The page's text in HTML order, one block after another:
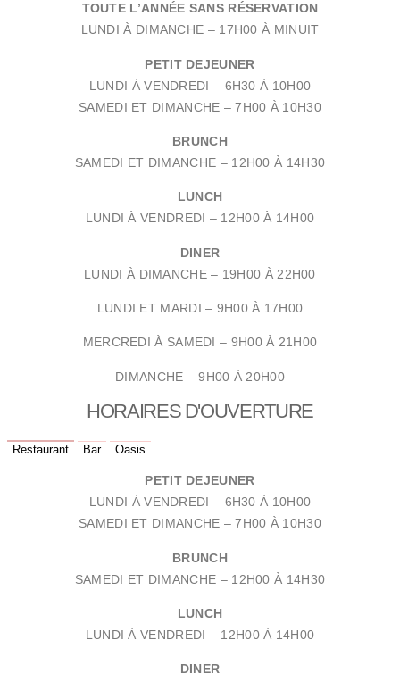
TOUTE L’ANNÉE SANS RÉSERVATION
LUNDI À DIMANCHE – 17H00 À MINUIT
PETIT DEJEUNER
LUNDI À VENDREDI – 6H30 À 10H00
SAMEDI ET DIMANCHE –7H00 À 10H30
BRUNCH
SAMEDI ET DIMANCHE – 12H00 À 14H30
LUNCH
LUNDI À VENDREDI – 12H00 À 14H00
DINER
LUNDI À DIMANCHE – 19H00 À 22H00
LUNDI ET MARDI – 9H00 À 17H00
MERCREDI À SAMEDI – 9H00 À 21H00
DIMANCHE – 9H00 À 20H00
HORAIRES D'OUVERTURE
Restaurant Bar Oasis
PETIT DEJEUNER
LUNDI À VENDREDI – 6H30 À 10H00
SAMEDI ET DIMANCHE –7H00 À 10H30
BRUNCH
SAMEDI ET DIMANCHE – 12H00 À 14H30
LUNCH
LUNDI À VENDREDI – 12H00 À 14H00
DINER